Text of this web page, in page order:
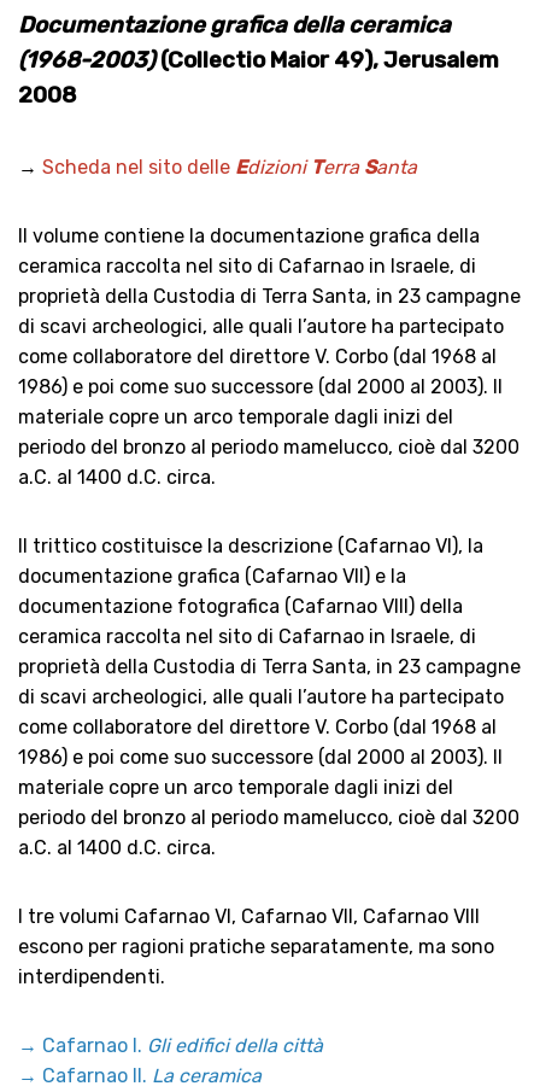
Documentazione grafica della ceramica
(1968-2003)(Collectio Maior 49), Jerusalem
2008
→ Scheda nel sito delle Edizioni Terra Santa
Il volume contiene la documentazione grafica della
ceramica raccolta nel sito di Cafarnao in Israele, di
proprietà della Custodia di Terra Santa, in 23 campagne
di scavi archeologici, alle quali l’autore ha partecipato
come collaboratore del direttore V. Corbo (dal 1968 al
1986) e poi come suo successore (dal 2000 al 2003). Il
materiale copre un arco temporale dagli inizi del
periodo del bronzo al periodo mamelucco, cioè dal 3200
a.C. al 1400 d.C. circa.
Il trittico costituisce la descrizione (Cafarnao VI), la
documentazione grafica (Cafarnao VII) e la
documentazione fotografica (Cafarnao VIII) della
ceramica raccolta nel sito di Cafarnao in Israele, di
proprietà della Custodia di Terra Santa, in 23 campagne
di scavi archeologici, alle quali l’autore ha partecipato
come collaboratore del direttore V. Corbo (dal 1968 al
1986) e poi come suo successore (dal 2000 al 2003). Il
materiale copre un arco temporale dagli inizi del
periodo del bronzo al periodo mamelucco, cioè dal 3200
a.C. al 1400 d.C. circa.
I tre volumi Cafarnao VI, Cafarnao VII, Cafarnao VIII
escono per ragioni pratiche separatamente, ma sono
interdipendenti.
→ Cafarnao I. Gli edifici della città
→ Cafarnao II. La ceramica